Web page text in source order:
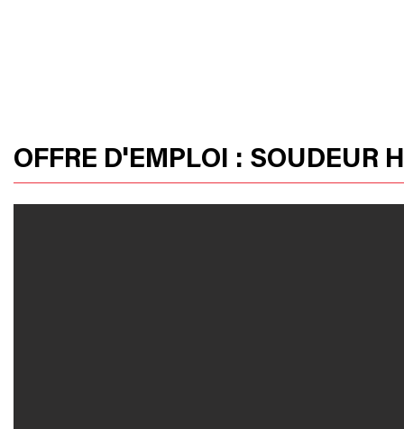
OFFRE D'EMPLOI : SOUDEUR